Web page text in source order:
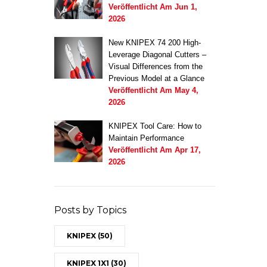
Veröffentlicht Am Jun 1,
2026
New KNIPEX 74 200 High-
Leverage Diagonal Cutters –
Visual Differences from the
Previous Model at a Glance
Veröffentlicht Am May 4,
2026
KNIPEX Tool Care: How to
Maintain Performance
Veröffentlicht Am Apr 17,
2026
Posts by Topics
KNIPEX (50)
KNIPEX 1X1 (30)